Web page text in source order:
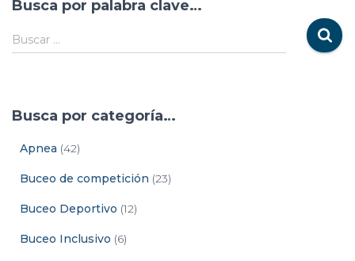
Busca por palabra clave…
Buscar …
Busca por categoría…
Apnea (42)
Buceo de competición (23)
Buceo Deportivo (12)
Buceo Inclusivo (6)